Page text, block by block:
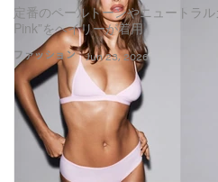
ファッション
定番のペールトーンやニュートラ
Pink”をヘイリーが着用
Jun 23, 2026